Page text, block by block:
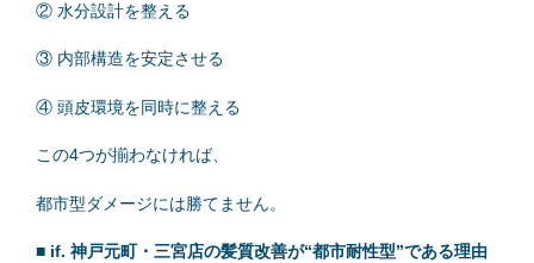
② 水分設計を整える
③ 内部構造を安定させる
④ 頭皮環境を同時に整える
この4つが揃わなければ、
都市型ダメージには勝てません。
■ if. 神戸元町・三宮店の髪質改善が“都市耐性型”である理由